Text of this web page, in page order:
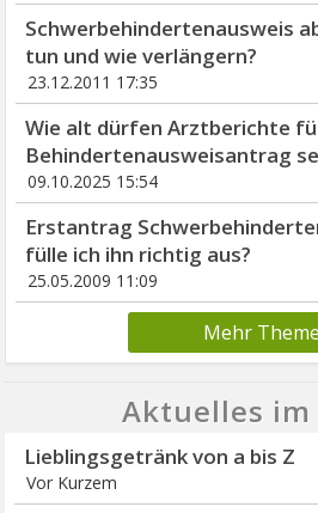
Schwerbehindertenausweis
tun und wie verlängern?
23.12.2011 17:35
Wie alt dürfen Arztberichte
Behindertenausweisantrag
09.10.2025 15:54
Erstantrag
fülle ich ihn richtig aus?
25.05.2009 11:09
Mehr
Aktuelles im
Lieblingsgetränk von a bis Z
Vor Kurzem